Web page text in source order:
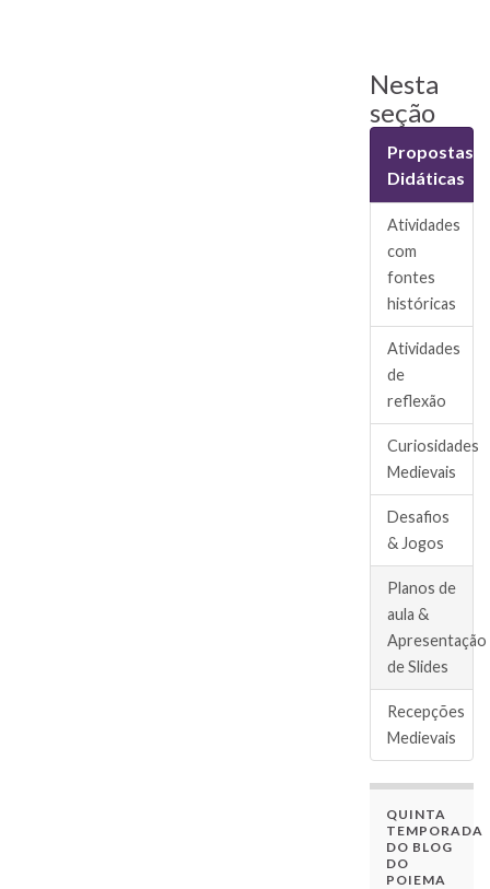
Nesta
seção
Propostas
Didáticas
Atividades
com
fontes
históricas
Atividades
de
reflexão
Curiosidades
Medievais
Desafios
& Jogos
Planos de
aula &
Apresentação
de Slides
Recepções
Medievais
QUINTA
TEMPORADA
DO BLOG
DO
POIEMA